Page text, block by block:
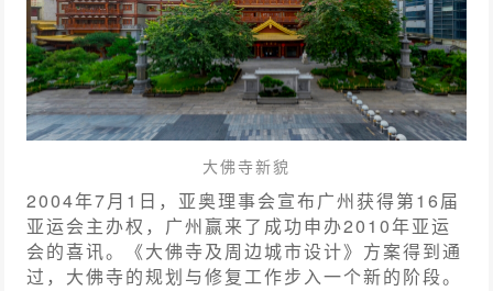
大佛寺新貌
2004年7月1日，亚奥理事会宣布广州获得第16届
亚运会主办权，广州赢来了成功申办2010年亚运
会的喜讯。《大佛寺及周边城市设计》方案得到通
过，大佛寺的规划与修复工作步入一个新的阶段。